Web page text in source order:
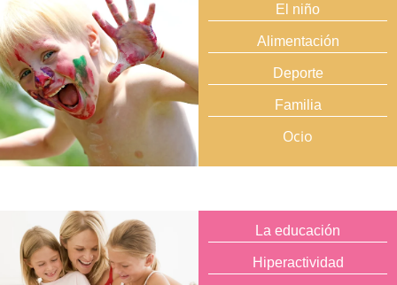
El niño
Alimentación
Deporte
Familia
Ocio
La educación
Hiperactividad